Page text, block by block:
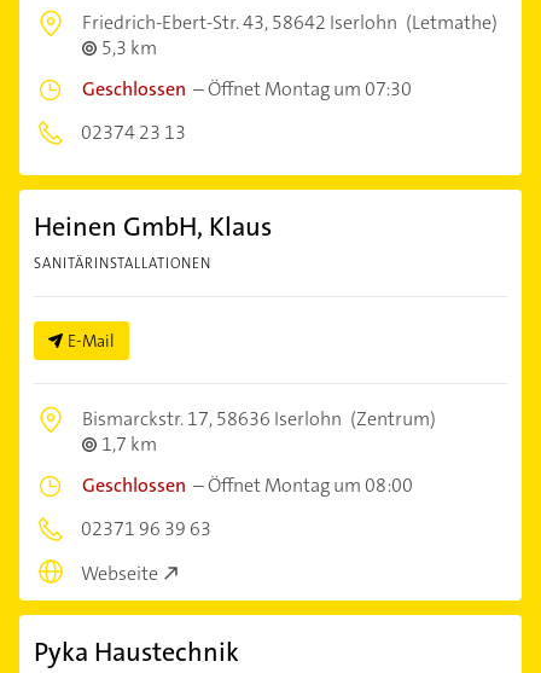
Friedrich-Ebert-Str. 43,58642 Iserlohn (Letmathe)
5,3 km
Geschlossen –Öffnet Montag um 07:30
02374 23 13
Heinen GmbH, Klaus
SANITÄRINSTALLATIONEN
E-Mail
Bismarckstr. 17,58636 Iserlohn (Zentrum)
1,7 km
Geschlossen –Öffnet Montag um 08:00
02371 96 39 63
Webseite
Pyka Haustechnik